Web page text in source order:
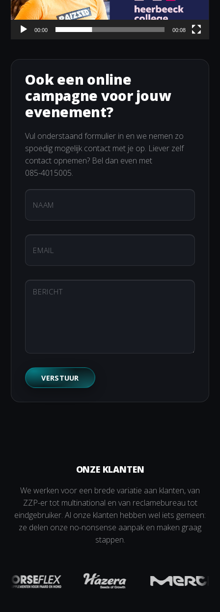
00:00 00:08
Ook een online
campagne voor jouw
evenement?
Vul onderstaand formulier in en we nemen zo
spoedig mogelijk contact met je op. Liever zelf
contact opnemen? Bel dan even met
085-4015005.
ONZE KLANTEN
We werken voor een brede variatie aan klanten, van
ZZP-er tot multinational en van reclamebureau tot
eindgebruiker. Al onze klanten hebben wel iets gemeen:
ze delen onze no-nonsense aanpak en maken graag
stappen.